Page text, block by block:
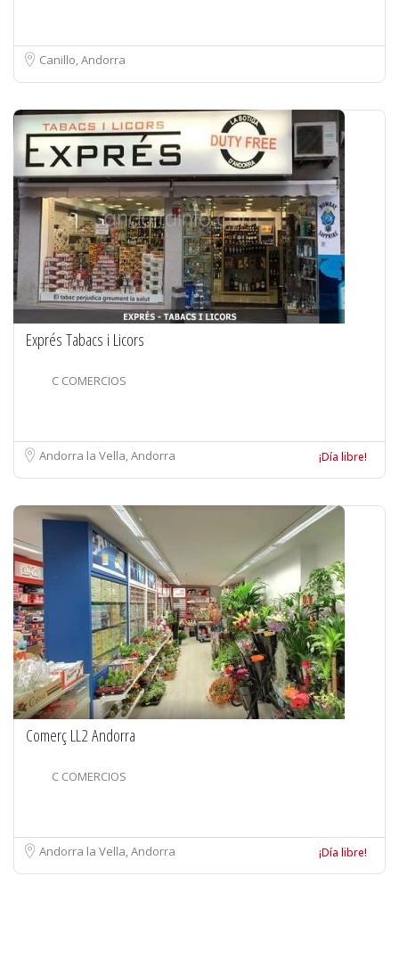
Canillo, Andorra
Exprés Tabacs i Licors
C COMERCIOS
Andorra la Vella, Andorra ¡Día libre!
Comerç LL2 Andorra
C COMERCIOS
Andorra la Vella, Andorra ¡Día libre!